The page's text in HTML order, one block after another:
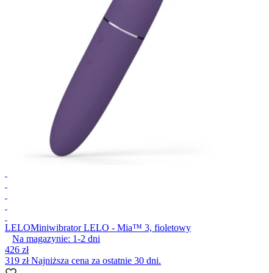
LELOMiniwibrator LELO - Mia™ 3, fioletowy
Na magazynie: 1-2 dni
426 zł
319 złNajniższa cena za ostatnie 30 dni.